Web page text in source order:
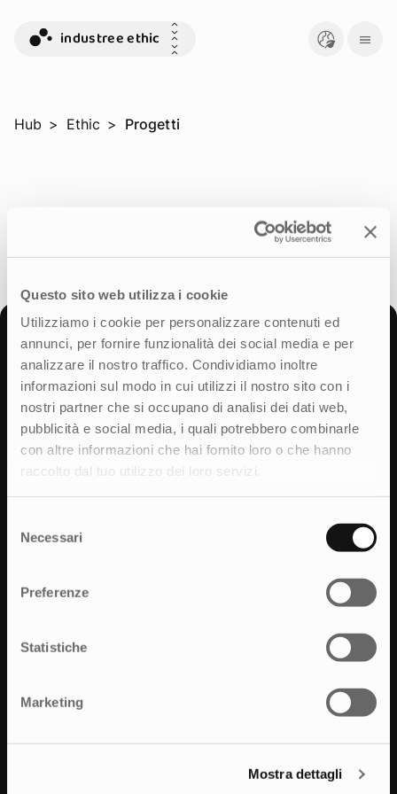
Questo sito web utilizza i cookie
Utilizziamo i cookie per personalizzare contenuti ed
annunci, per fornire funzionalità dei social media e per
analizzare il nostro traffico. Condividiamo inoltre
informazioni sul modo in cui utilizzi il nostro sito con i
nostri partner che si occupano di analisi dei dati web,
pubblicità e social media, i quali potrebbero combinarle
con altre informazioni che hai fornito loro o che hanno
raccolto dal tuo utilizzo dei loro servizi.
delNecessari
Preferenze
Statistiche
Marketing
Mostra dettagli
industree ethic
Hub > Ethic > Progetti
It
En
Milano
Corso Buenos Aires, 43
Via Benedetto Croce, 15
+39 0522 325270
Via Milazzo, 24